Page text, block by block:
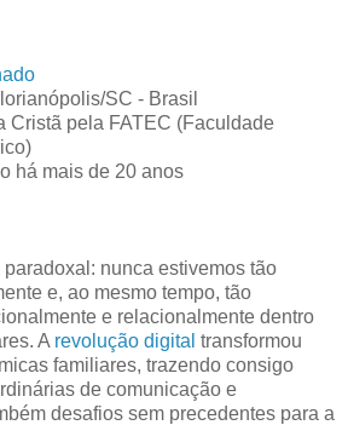
SC - Brasil
Cristã pela FATEC (Faculdade
há mais de 20 anos
nunca estivemos tão
e, ao mesmo tempo, tão
e relacionalmente dentro
A revolução digital transformou
familiares, trazendo consigo
de comunicação e
desafios sem precedentes para a